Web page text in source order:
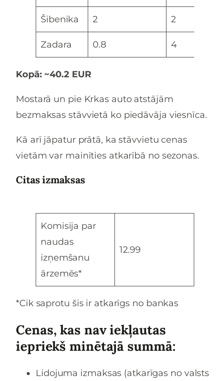
Šibenika 2 2
Zadara 0.8 4
Kopā: ~40.2 EUR
Mostarā un pie Krkas auto atstājām
bezmaksas stāvvietā ko piedāvāja viesnīca.
Kā arī jāpatur prātā, ka stāvvietu cenas
vietām var mainīties atkarībā no sezonas.
Citas izmaksas
Komisija par
naudas
izņemšanu
ārzemēs*
12.99
*Cik saprotu šis ir atkarīgs no bankas
Cenas, kas nav iekļautas
iepriekš minētajā summā:
Lidojuma izmaksas (atkarīgas no valsts